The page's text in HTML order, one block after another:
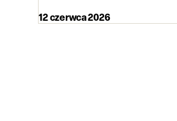
12 czerwca 2026